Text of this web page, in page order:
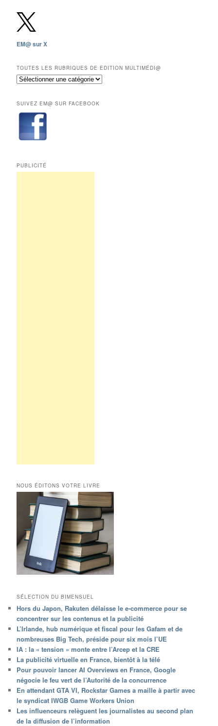
depuis
2009,
sauf
12
mois
réservés
aux
EM@ sur X
TOUTES LES RUBRIQUES DE EDITION MULTIMÉDI@
Toutes
de
Edition
Multimédi@
SUIVEZ EM@ SUR FACEBOOK
PUBLICITÉ
NOUS ÉDITONS VOTRE LIVRE
SÉLECTION DU BIMENSUEL
Hors du Japon, Rakuten délaisse le e-commerce pour se
concentrer sur les contenus et la publicité
L’Irlande, hub numérique et fiscal pour les Gafam et de
nombreuses Big Tech, préside pour six mois l’UE
IA : la « tension » monte entre l’Arcep et la CRE
La publicité virtuelle en France, bientôt à la télé
Pour pouvoir lancer AI Overviews en France, Google
négocie le feu vert de l’Autorité de la concurrence
En attendant GTA VI, Rockstar Games a maille à partir avec
le syndicat IWGB Game Workers Union
Les influenceurs relèguent les journalistes au second plan
de la diffusion de l’information